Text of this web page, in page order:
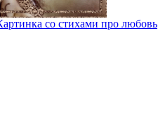
со стихами про любовь